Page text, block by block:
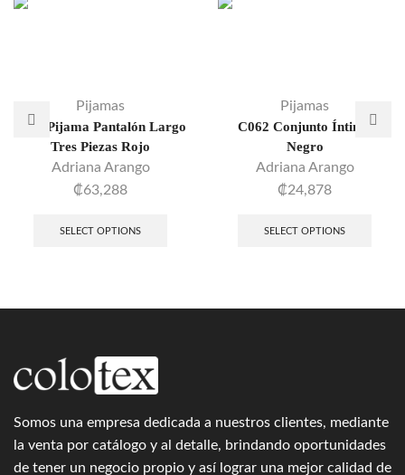
Pijamas
7850 Pijama Pantalón Largo
Tres Piezas Rojo
Adriana Arango
₡63,288
SELECT OPTIONS
Pijamas
C062 Conjunto Íntimo
Negro
Adriana Arango
₡24,878
SELECT OPTIONS
Somos una empresa dedicada a nuestros clientes, mediante
la venta por catálogo y al detalle, brindando oportunidades
de tener un negocio propio y así lograr una mejor calidad de